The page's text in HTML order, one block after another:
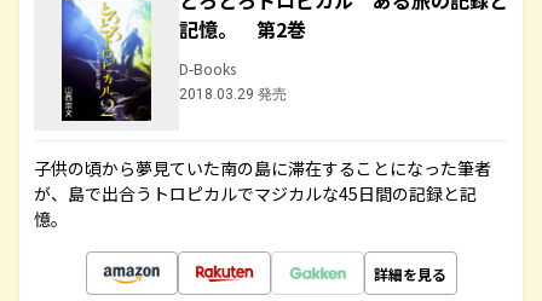
記憶。 第2巻
D-Books
2018.03.29 発売
子供の頃から夢見ていた南の島に滞在することになった筆者
が、島で出合うトロピカルでマジカルな45日間の記録と記
憶。
詳細を見る